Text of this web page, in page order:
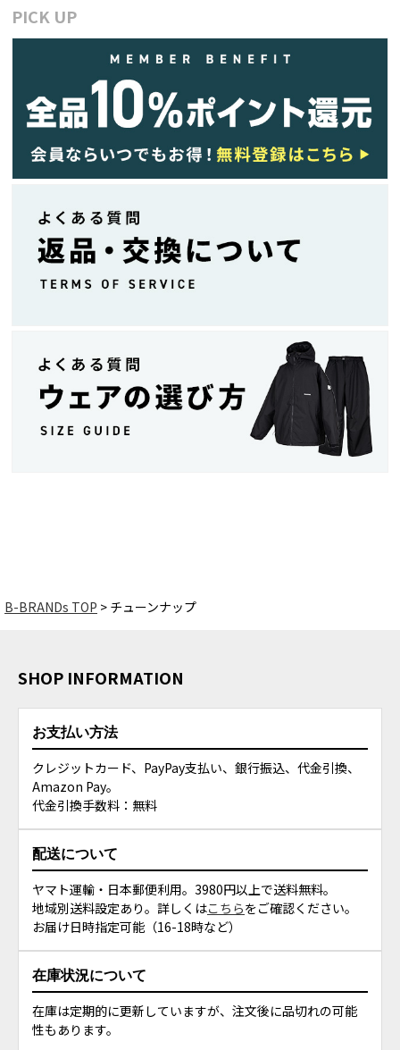
PICK UP
B-BRANDs TOP チューンナップ
SHOP INFORMATION
お支払い方法
クレジットカード、PayPay支払い、銀行振込、代金引換、
Amazon Pay。
代金引換手数料：無料
配送について
ヤマト運輸・日本郵便利用。3980円以上で送料無料。
地域別送料設定あり。詳しくはこちらをご確認ください。
お届け日時指定可能（16-18時など）
在庫状況について
在庫は定期的に更新していますが、注文後に品切れの可能
性もあります。